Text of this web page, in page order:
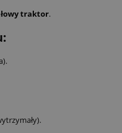
traktor.